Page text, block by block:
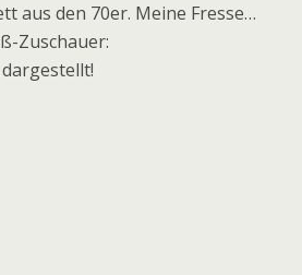
aus den 70er. Meine Fresse…
Zuschauer: